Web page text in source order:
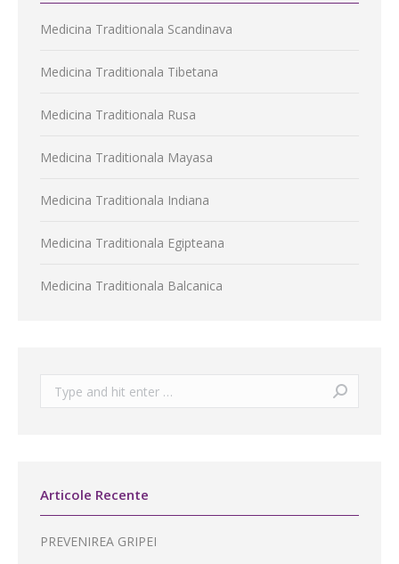
Medicina Traditionala Scandinava
Medicina Traditionala Tibetana
Medicina Traditionala Rusa
Medicina Traditionala Mayasa
Medicina Traditionala Indiana
Medicina Traditionala Egipteana
Medicina Traditionala Balcanica
Search:
Articole Recente
PREVENIREA GRIPEI